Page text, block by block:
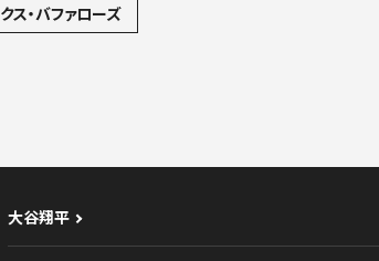
ス・バファローズ
大谷翔平